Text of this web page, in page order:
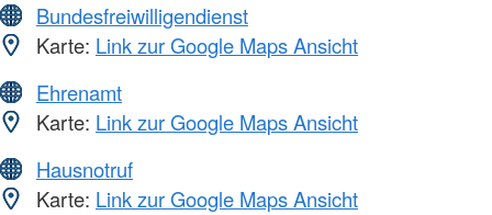
Bundesfreiwilligendienst
Karte: Link zur Google Maps Ansicht
Ehrenamt
Karte: Link zur Google Maps Ansicht
Hausnotruf
Karte: Link zur Google Maps Ansicht